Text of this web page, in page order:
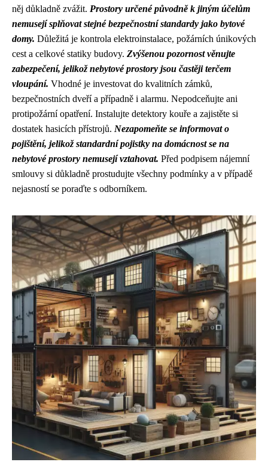
něj důkladně zvážit. Prostory určené původně k jiným účelům
nemusejí splňovat stejné bezpečnostní standardy jako bytové
domy. Důležitá je kontrola elektroinstalace, požárních únikových
cest a celkové statiky budovy. Zvýšenou pozornost věnujte
zabezpečení, jelikož nebytové prostory jsou častěji terčem
vloupání. Vhodné je investovat do kvalitních zámků,
bezpečnostních dveří a případně i alarmu. Nepodceňujte ani
protipožární opatření. Instalujte detektory kouře a zajistěte si
dostatek hasicích přístrojů. Nezapomeňte se informovat o
pojištění, jelikož standardní pojistky na domácnost se na
nebytové prostory nemusejí vztahovat. Před podpisem nájemní
smlouvy si důkladně prostudujte všechny podmínky a v případě
nejasností se poraďte s odborníkem.